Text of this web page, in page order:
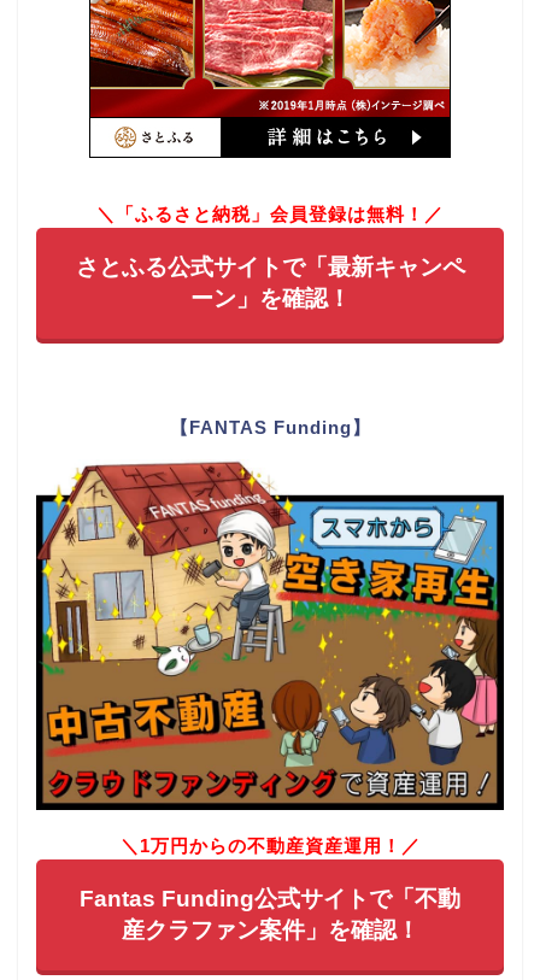
＼「ふるさと納税」会員登録は無料！／
さとふる公式サイトで「最新キャンペ
ーン」を確認！
【FANTAS Funding】
＼1万円からの不動産資産運用！／
Fantas Funding公式サイトで「不動
産クラファン案件」を確認！